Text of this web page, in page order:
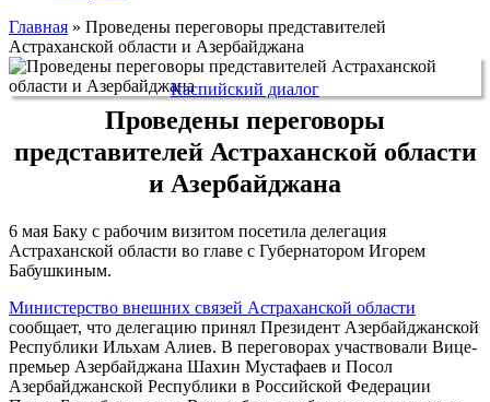
Главная » Проведены переговоры представителей
Астраханской области и Азербайджана
Каспийский диалог
Проведены переговоры
представителей Астраханской области
и Азербайджана
6 мая Баку с рабочим визитом посетила делегация
Астраханской области во главе с Губернатором Игорем
Бабушкиным.
Министерство внешних связей Астраханской области
сообщает, что делегацию принял Президент Азербайджанской
Республики Ильхам Алиев. В переговорах участвовали Вице-
премьер Азербайджана Шахин Мустафаев и Посол
Азербайджанской Республики в Российской Федерации